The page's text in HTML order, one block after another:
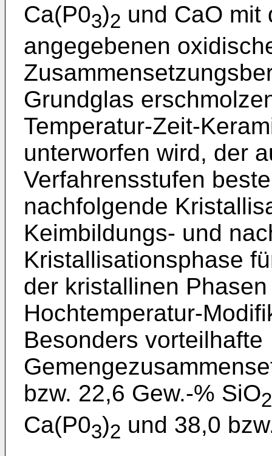
Ca(P03)2 und CaO mit
angegebenen
Grundglas
Temperatur-Zeit-
unterworfen wird, der
Verfahrensstufen
nachfolgende
Keimbildungs- und
Kristallisationsphase
der kristallinen
Hochtemperatur-
Besonders vorteilhafte
bzw. 22,6 Gew.-% SiO2
Ca(P03)2 und 38,0